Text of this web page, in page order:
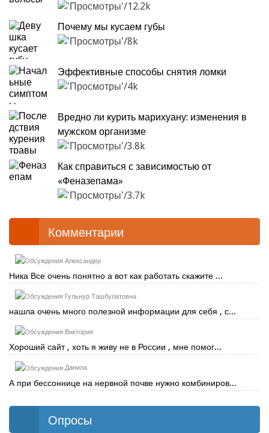
12.2k
Почему мы кусаем губы
8k
Эффективные способы снятия ломки
4k
Вредно ли курить марихуану: изменения в
мужском организме
3.8k
Как справиться с зависимостью от
«Феназепама»
3.7k
Комментарии
Александер
Ника Все очень понятно а вот как работать скажите ...
Гульнур Ташбулатовна
нашла очень много полезной информации для себя , с...
Виктория
Хороший сайт , хоть я живу не в России , мне помог...
Данила
А при бессоннице на нервной почве нужно комбиниров...
Опросы